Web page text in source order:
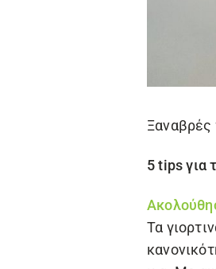
Ξαναβρές
5 tips για
Τα